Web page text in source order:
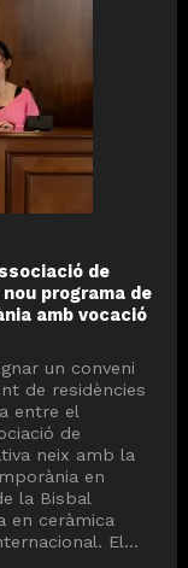
de
programa de
amb vocació
un conveni
de residències
entre el
de
neix amb la
en
la Bisbal
en ceràmica
El...